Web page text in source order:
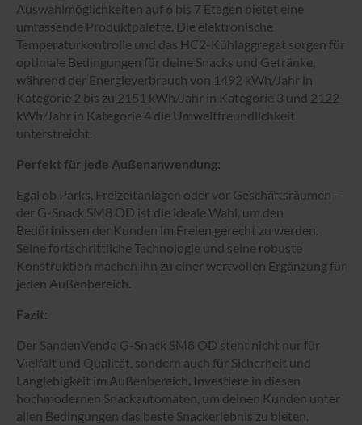
Auswahlmöglichkeiten auf 6 bis 7 Etagen bietet eine
umfassende Produktpalette. Die elektronische
Temperaturkontrolle und das HC2-Kühlaggregat sorgen für
optimale Bedingungen für deine Snacks und Getränke,
während der Energieverbrauch von 1492 kWh/Jahr in
Kategorie 2 bis zu 2151 kWh/Jahr in Kategorie 3 und 2122
kWh/Jahr in Kategorie 4 die Umweltfreundlichkeit
unterstreicht.
Perfekt für jede Außenanwendung:
Egal ob Parks, Freizeitanlagen oder vor Geschäftsräumen –
der G-Snack SM8 OD ist die ideale Wahl, um den
Bedürfnissen der Kunden im Freien gerecht zu werden.
Seine fortschrittliche Technologie und seine robuste
Konstruktion machen ihn zu einer wertvollen Ergänzung für
jeden Außenbereich.
Fazit:
Der SandenVendo G-Snack SM8 OD steht nicht nur für
Vielfalt und Qualität, sondern auch für Sicherheit und
Langlebigkeit im Außenbereich. Investiere in diesen
hochmodernen Snackautomaten, um deinen Kunden unter
allen Bedingungen das beste Snackerlebnis zu bieten.